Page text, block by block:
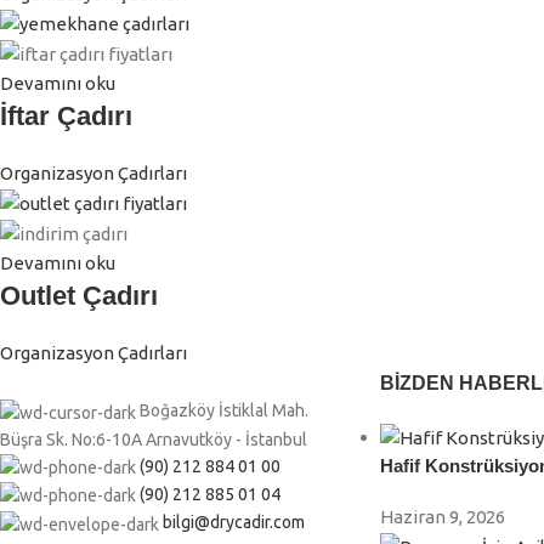
Sıkça Sorulan Sorular
1. Mağaza çadırı fiyatları neye göre değişir?
Çadır ölçüsü, PVC kaplama gramajı, taşıyıcı sistem kalitesi ve
2. Çadır taşınabilir mi?
Evet, modüler ve hafif yapısı sayesinde farklı lokasyonlara kolayca
3. Açık hava satış çadırı dayanıklı mı?
UV dayanımlı ve su geçirmez PVC kaplama ile dış mekan
4. Kurulum süresi ne kadar?
Genellikle birkaç saat ile 1 gün arasında tamamlanır.
5. Uzun süreli kullanım mümkün mü?
Evet, doğru malzeme ve bakım ile uzun ömürlüdür.
Devamını oku
İftar Çadırı
Organizasyon Çadırları
Devamını oku
Outlet Çadırı
Organizasyon Çadırları
Boğazköy İstiklal Mah.
Büşra Sk. No:6-10A Arnavutköy - İstanbul
(90) 212 884 01 00
(90) 212 885 01 04
bilgi@drycadir.com
BIZDEN
Hafif
Haziran 9, 2026